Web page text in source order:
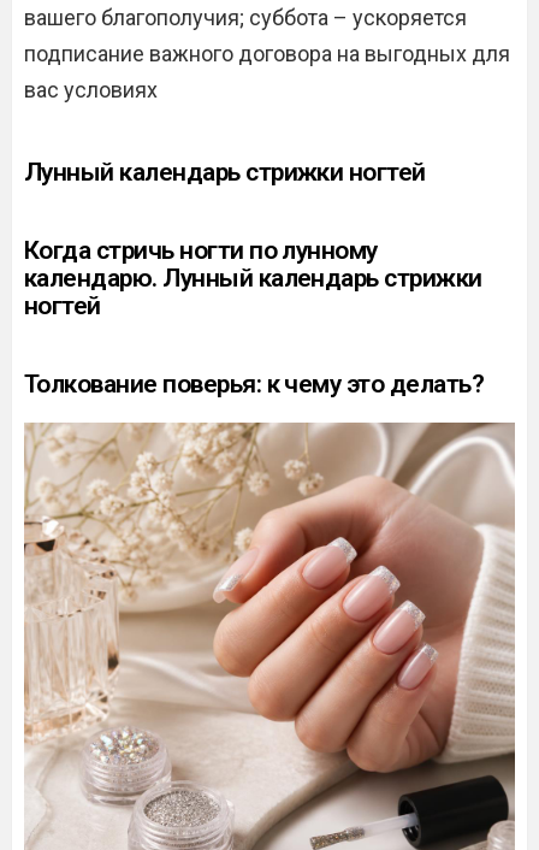
вашего благополучия; суббота – ускоряется
подписание важного договора на выгодных для
вас условиях
Лунный календарь стрижки ногтей
Когда стричь ногти по лунному
календарю. Лунный календарь стрижки
ногтей
Толкование поверья: к чему это делать?